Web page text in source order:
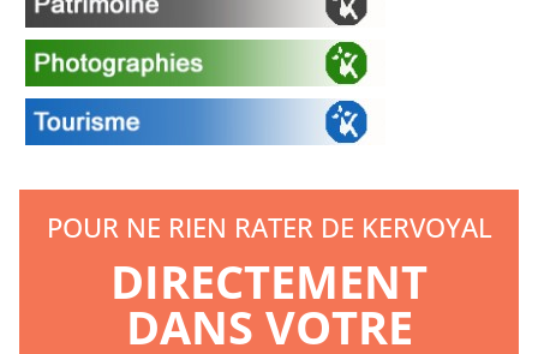
POUR NE RIEN RATER DE KERVOYAL
DIRECTEMENT
DANS VOTRE